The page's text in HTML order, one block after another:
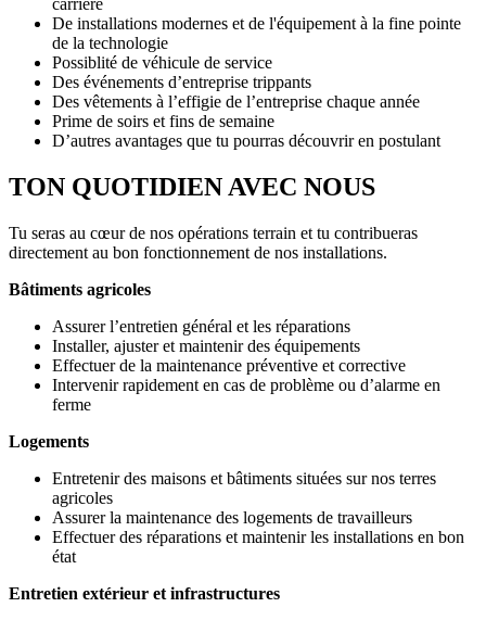
carrière
De installations modernes et de l'équipement à la fine pointe
de la technologie
Possiblité de véhicule de service
Des événements d’entreprise trippants
Des vêtements à l’effigie de l’entreprise chaque année
Prime de soirs et fins de semaine
D’autres avantages que tu pourras découvrir en postulant
TON QUOTIDIEN AVEC NOUS
Tu seras au cœur de nos opérations terrain et tu contribueras
directement au bon fonctionnement de nos installations.
Bâtiments agricoles
Assurer l’entretien général et les réparations
Installer, ajuster et maintenir des équipements
Effectuer de la maintenance préventive et corrective
Intervenir rapidement en cas de problème ou d’alarme en
ferme
Logements
Entretenir des maisons et bâtiments situées sur nos terres
agricoles
Assurer la maintenance des logements de travailleurs
Effectuer des réparations et maintenir les installations en bon
état
Entretien extérieur et infrastructures